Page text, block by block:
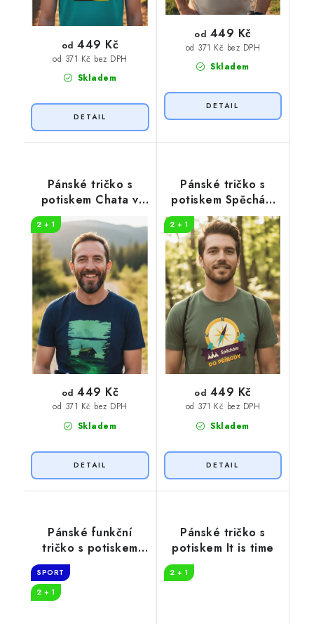
Skladem
od 371 Kč bez DPH
od 449 Kč
Skladem
od 371 Kč bez DPH
od 449 Kč
Pánské tričko s
potiskem Chata v
2 + 1
Skladem
od 371 Kč bez DPH
od 449 Kč
Pánské tričko s
potiskem Spěchám
do přírody
2 + 1
Skladem
od 371 Kč bez DPH
od 449 Kč
Pánské funkční
tričko s potiskem
EGO EKO
SPORT
2 + 1
Pánské tričko s
potiskem It is time
2 + 1